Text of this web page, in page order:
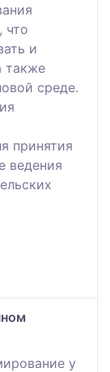
что
и
также
среде.
принятия
ведения
у